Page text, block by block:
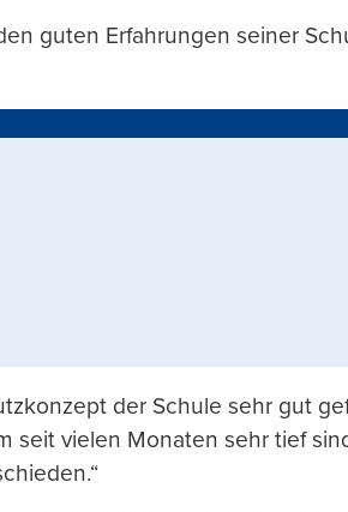
guten Erfahrungen seiner
der Schule sehr gut
seit vielen Monaten sehr tief